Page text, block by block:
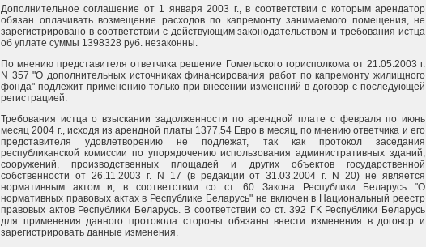
Дополнительное соглашение от 1 января 2003 г., в соответствии с которым арендатор
обязан оплачивать возмещение расходов по капремонту занимаемого помещения, не
зарегистрировано в соответствии с действующим законодательством и требования истца
об уплате суммы 1398328 руб. незаконны.
По мнению представителя ответчика решение Гомельского горисполкома от 21.05.2003 г.
N 357 "О дополнительных источниках финансирования работ по капремонту жилищного
фонда" подлежит применению только при внесении изменений в договор с последующей
регистрацией.
Требования истца о взыскании задолженности по арендной плате с февраля по июнь
месяц 2004 г., исходя из арендной платы 1377,54 Евро в месяц, по мнению ответчика и его
представителя удовлетворению не подлежат, так как протокол заседания
республиканской комиссии по упорядочению использования административных зданий,
сооружений, производственных площадей и других объектов государственной
собственности от 26.11.2003 г. N 17 (в редакции от 31.03.2004 г. N 20) не является
нормативным актом и, в соответствии со ст. 60 Закона Республики Беларусь "О
нормативных правовых актах в Республике Беларусь" не включен в Национальный реестр
правовых актов Республики Беларусь. В соответствии со ст. 392 ГК Республики Беларусь
для применения данного протокола стороны обязаны внести изменения в договор и
зарегистрировать данные изменения.